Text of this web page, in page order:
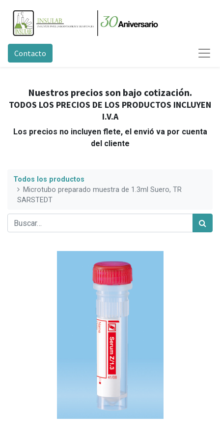
Contacto
Nuestros precios son bajo cotización.
TODOS LOS PRECIOS DE LOS PRODUCTOS INCLUYEN
I.V.A
Los precios no incluyen flete, el envió va por cuenta
del cliente
Todos los productos
Microtubo preparado muestra de 1.3ml Suero, TR
SARSTEDT